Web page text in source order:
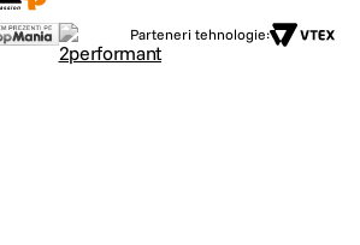
Parteneri tehnologie: